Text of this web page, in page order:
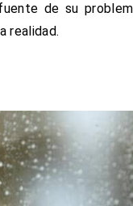
de su
realidad.